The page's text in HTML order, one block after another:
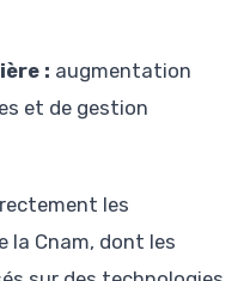
: augmentation
et de gestion
les
la Cnam, dont les